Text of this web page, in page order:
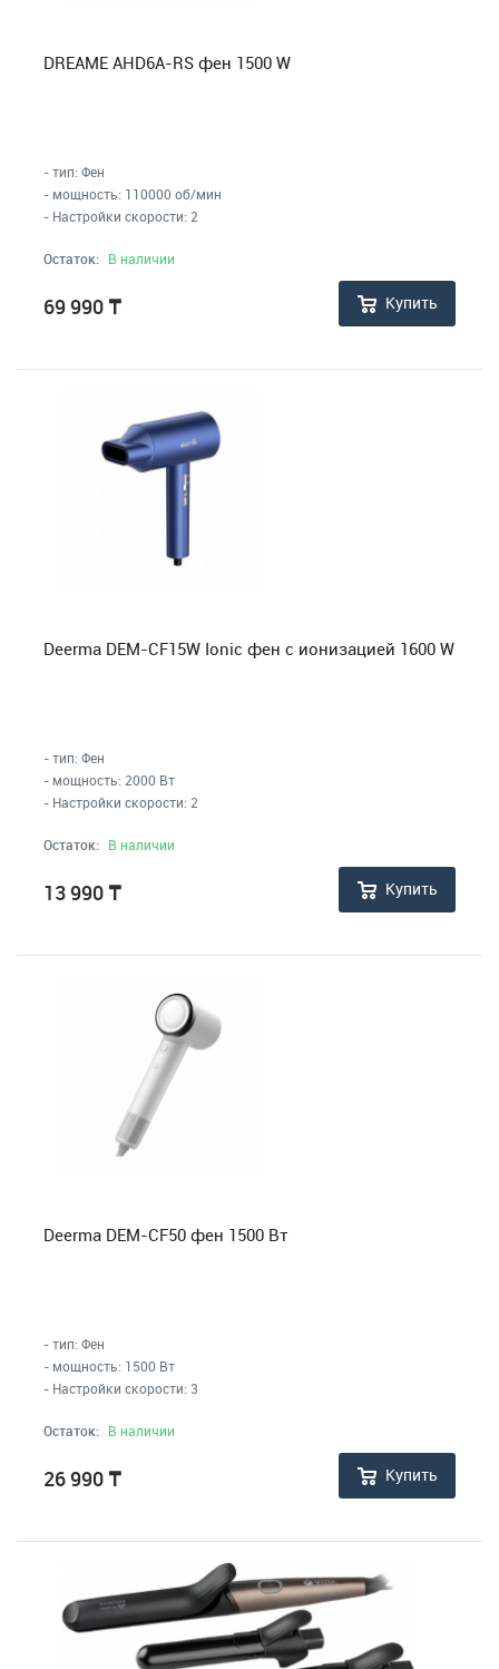
DREAME AHD6A-RS фен 1500 W
- тип: Фен
- мощность: 110000 об/мин
- Настройки скорости: 2
Остаток: В наличии
69 990 ₸ Купить
Deerma DEM-CF15W Ionic фен с ионизацией 1600 W
- тип: Фен
- мощность: 2000 Вт
- Настройки скорости: 2
Остаток: В наличии
13 990 ₸ Купить
Deerma DEM-CF50 фен 1500 Вт
- тип: Фен
- мощность: 1500 Вт
- Настройки скорости: 3
Остаток: В наличии
26 990 ₸ Купить